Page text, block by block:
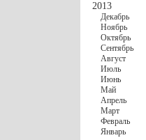
2013
Декабрь
Ноябрь
Октябрь
Сентябрь
Август
Июль
Июнь
Май
Апрель
Март
Февраль
Январь